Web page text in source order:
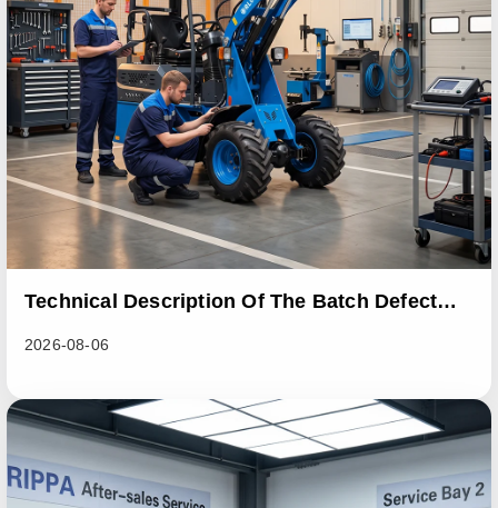
Technical Description Of The Batch Defect
2026-08-06